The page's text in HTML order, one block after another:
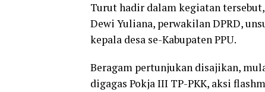
Turut hadir dalam kegiatan tersebut,
Dewi Yuliana, perwakilan DPRD,
kepala desa se-Kabupaten PPU.
Beragam pertunjukan disajikan,
digagas Pokja III TP-PKK, aksi